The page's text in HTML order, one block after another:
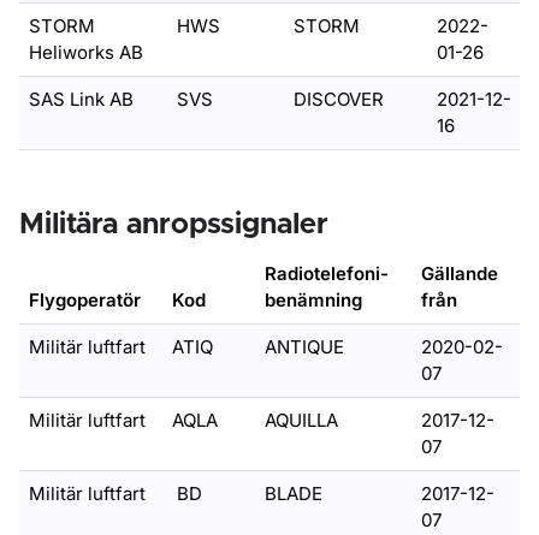
STORM
Heliworks AB
HWS STORM
2022-
01-26
SAS Link AB SVS DISCOVER
2021-12-
16
Militära anropssignaler
Flygoperatör Kod
Radiotelefoni-
benämning
Gällande
från
Militär luftfart ATIQ ANTIQUE
2020-02-
07
Militär luftfart AQLA AQUILLA
2017-12-
07
Militär luftfart BD BLADE
2017-12-
07